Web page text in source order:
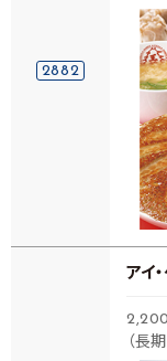
2882
アイ
（長